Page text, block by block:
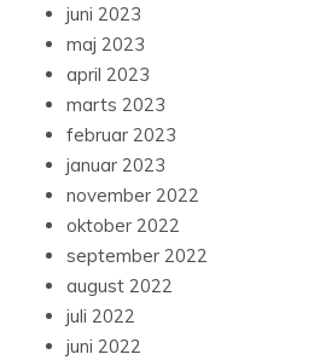
juni 2023
maj 2023
april 2023
marts 2023
februar 2023
januar 2023
november 2022
oktober 2022
september 2022
august 2022
juli 2022
juni 2022